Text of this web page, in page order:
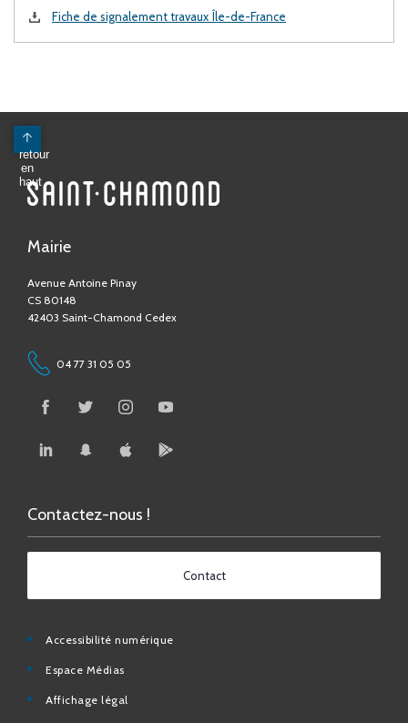
Fiche de signalement travaux Île-de-France
Mairie
Avenue Antoine Pinay
04 77 31 05 05
Contact
Accessibilité numérique